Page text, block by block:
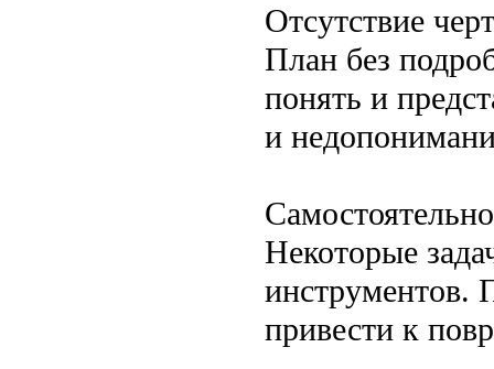
Отсутствие
План без
понять и
и
Некоторые
инструментов.
привести к